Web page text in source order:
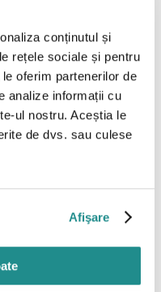
conținutul și
rețele sociale și pentru
oferim partenerilor de
analize informații cu
ul nostru. Aceștia le
de dvs. sau culese
Afişare